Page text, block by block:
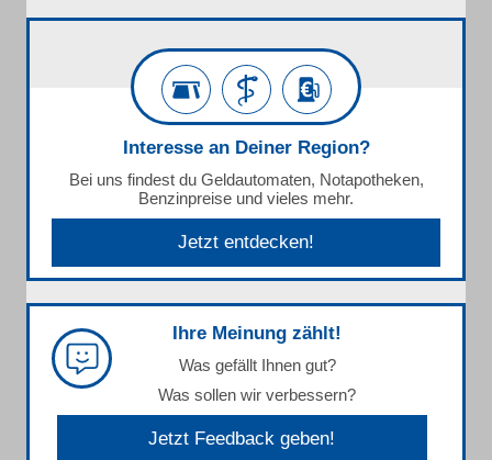
Interesse an Deiner Region?
Bei uns findest du Geldautomaten, Notapotheken,
Benzinpreise und vieles mehr.
Jetzt entdecken!
Ihre Meinung zählt!
Was gefällt Ihnen gut?
Was sollen wir verbessern?
Jetzt Feedback geben!